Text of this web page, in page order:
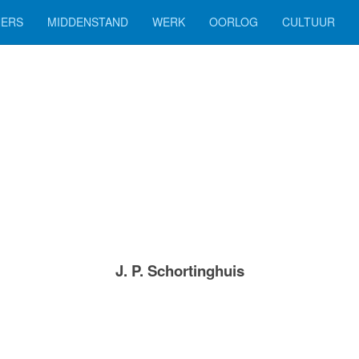
MIDDENSTAND WERK OORLOG CULTUUR
J. P. Schortinghuis